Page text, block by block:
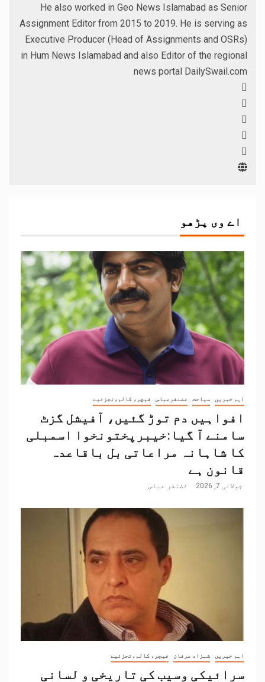
He also worked in Geo News Islamabad as Senior
Assignment Editor from 2015 to 2019. He is serving as
Executive Producer (Head of Assignments and OSRs)
in Hum News Islamabad and also Editor of the regional
news portal DailySwail.com
اے وی پڑھو
اہم خبریں سیاحت غضنفرعباس فیچر، کالم،تجزئیے
افواہیں دم توڑ گئیں، آفیشل گزٹ
سامنے آ گیا:خیبرپختونخوا اسمبلی
کا شاہانہ مراعاتی بل باقاعدہ
قانون ہے
جولائی 7, 2026 غضنفر عباس
اہم خبریں شہزاد عرفان فیچر، کالم،تجزئیے
سرائیکی وسیب کی تاریخی و لسانی